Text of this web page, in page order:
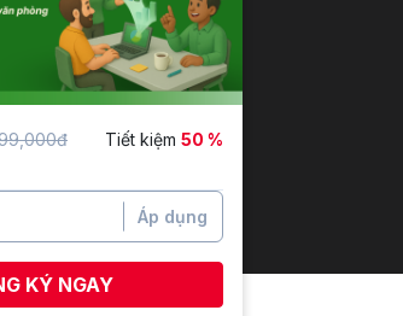
Tiết kiệm 50 %
Áp dụng
KÝ NGAY